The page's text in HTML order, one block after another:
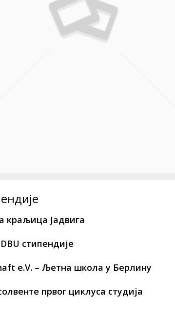
краљица Јадвига
стипендије
e.V. – Љетна школа у Берлину
првог циклуса студија